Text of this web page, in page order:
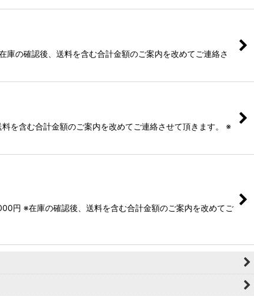
の確認後、送料を含む合計金額のご案内を改めてご連絡さ
を含む合計金額のご案内を改めてご連絡させて頂きます。 ※
円 ※在庫の確認後、送料を含む合計金額のご案内を改めてご